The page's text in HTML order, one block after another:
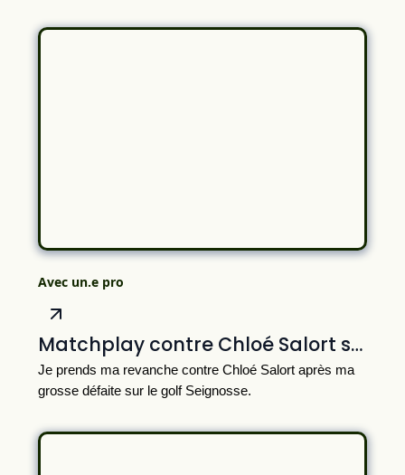
Avec un.e pro
Matchplay contre Chloé Salort sur le magnifique Golf d'Ilbarritz
Je prends ma revanche contre Chloé Salort après ma
grosse défaite sur le golf Seignosse.